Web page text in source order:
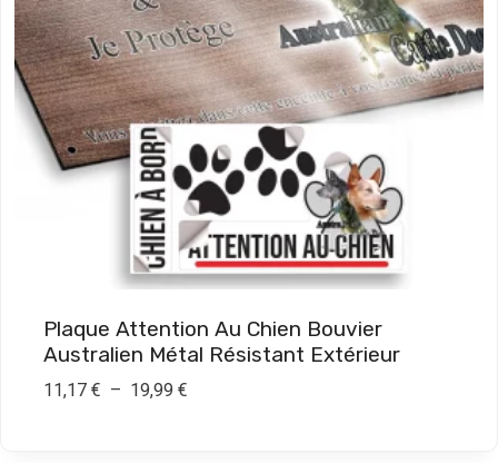
:
,
0
€
à
1
,
9
0
Plaque Attention Au Chien Bouvier
Australien Métal Résistant Extérieur
11,17 € – 19,99 €P